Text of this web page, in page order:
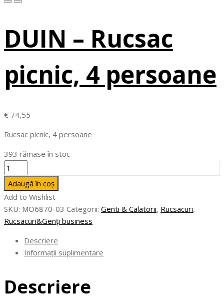
DUIN – Rucsac
picnic, 4 persoane
€ 74,55
Rucsac picnic, 4 persoane
393 rămase în stoc
Cantitate
DUIN
-
Rucsac
picnic,
4
persoane
Adaugă în coș
Add to Wishlist
SKU: MO6870-03 Categorii: Genti & Calatorii, Rucsacuri,
Rucsacuri&Genți business
Descriere
Informații suplimentare
Descriere